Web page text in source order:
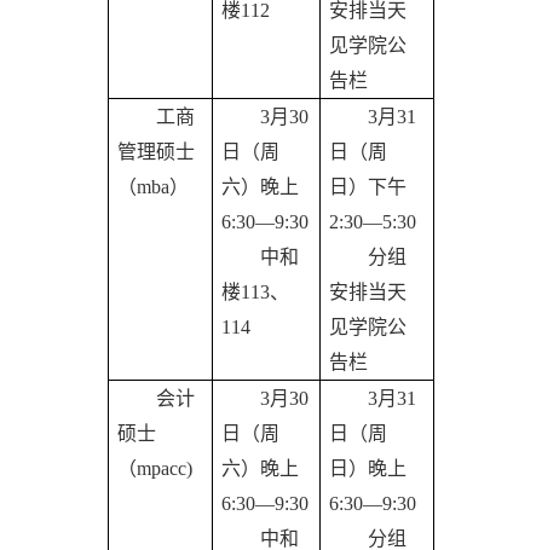
楼112
安排当天
见学院公
告栏
工商
管理硕士
（mba）
3月30
日（周
六）晚上
6:30—9:30
中和
楼113、
114
3月31
日（周
日）下午
2:30—5:30
分组
安排当天
见学院公
告栏
会计
硕士
（mpacc)
3月30
日（周
六）晚上
6:30—9:30
中和
3月31
日（周
日）晚上
6:30—9:30
分组